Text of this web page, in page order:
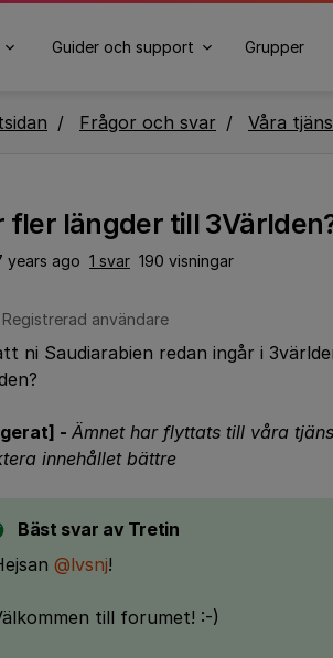
Guider och support Grupper
Frågor och svar Våra
fler längder till
years ago 1 svar 190 visningar
Registrerad användare
ni Saudiarabien redan ingår i
- Ämnet har flyttats till våra
innehållet bättre
Bäst svar av Tretin
@lvsnj!
till forumet! :-)